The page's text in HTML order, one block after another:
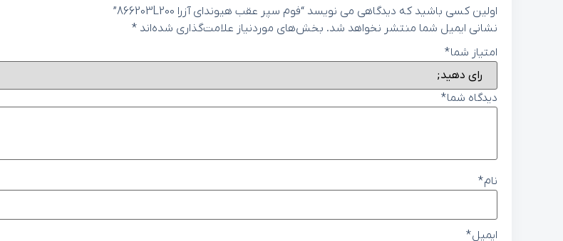
اولین کسی باشید که دیدگاهی می نویسد “فوم سپر عقب هیوندای آزرا 866203L200”
نشانی ایمیل شما منتشر نخواهد شد. بخش‌های موردنیاز علامت‌گذاری شده‌اند *
امتیاز شما*
دیدگاه شما*
نام*
ایمیل*